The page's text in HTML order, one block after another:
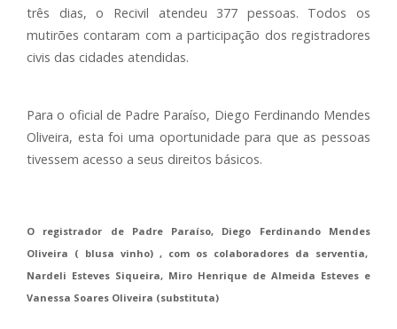
três dias, o Recivil atendeu 377 pessoas. Todos os
mutirões contaram com a participação dos registradores
civis das cidades atendidas.
Para o oficial de Padre Paraíso, Diego Ferdinando Mendes
Oliveira, esta foi uma oportunidade para que as pessoas
tivessem acesso a seus direitos básicos.
O registrador de Padre Paraíso, Diego Ferdinando Mendes
Oliveira ( blusa vinho) , com os colaboradores da serventia,
Nardeli Esteves Siqueira, Miro Henrique de Almeida Esteves e
Vanessa Soares Oliveira (substituta)